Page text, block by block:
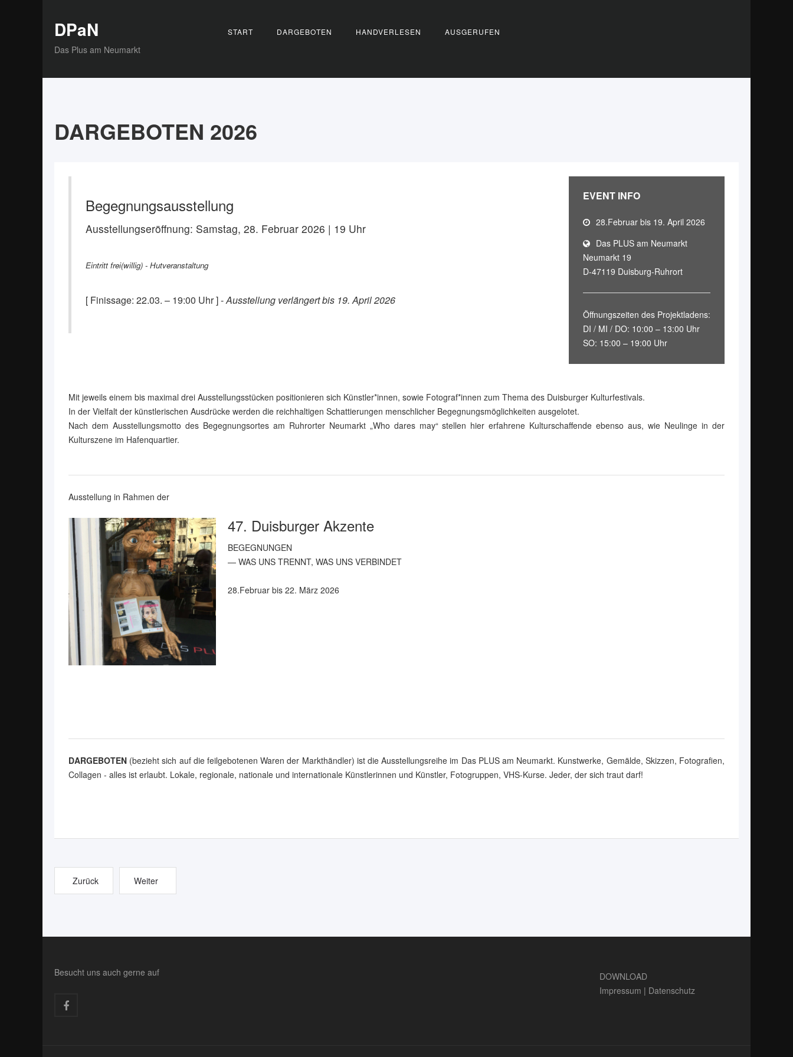
DPaN
Das Plus am Neumarkt
START DARGEBOTEN HANDVERLESEN AUSGERUFEN
DARGEBOTEN 2026
EVENT INFO
28.Februar bis 19. April 2026
Das PLUS am Neumarkt
Neumarkt 19
D-47119 Duisburg-Ruhrort
Öffnungszeiten des Projektladens:
DI / MI / DO: 10:00 – 13:00 Uhr
SO: 15:00 – 19:00 Uhr
Begegnungsausstellung
Ausstellungseröffnung: Samstag, 28. Februar 2026 | 19 Uhr
Eintritt frei(willig) - Hutveranstaltung
[ Finissage: 22.03. – 19:00 Uhr ] -Ausstellung verlängert bis 19. April 2026
Mit jeweils einem bis maximal drei Ausstellungsstücken positionieren sich Künstler*innen, sowie Fotograf*innen zum Thema des Duisburger Kulturfestivals.
In der Vielfalt der künstlerischen Ausdrücke werden die reichhaltigen Schattierungen menschlicher Begegnungsmöglichkeiten ausgelotet.
Nach dem Ausstellungsmotto des Begegnungsortes am Ruhrorter Neumarkt „Who dares may“ stellen hier erfahrene Kulturschaffende ebenso aus, wie Neulinge in der
Kulturszene im Hafenquartier.
Ausstellung in Rahmen der
47. Duisburger Akzente
BEGEGNUNGEN
— WAS UNS TRENNT, WAS UNS VERBINDET
28.Februar bis 22. März 2026
DARGEBOTEN (bezieht sich auf die feilgebotenen Waren der Markthändler) ist die Ausstellungsreihe im Das PLUS am Neumarkt. Kunstwerke, Gemälde, Skizzen, Fotografien,
Collagen - alles ist erlaubt. Lokale, regionale, nationale und internationale Künstlerinnen und Künstler, Fotogruppen, VHS-Kurse. Jeder, der sich traut darf!
Zurück Weiter
Besucht uns auch gerne auf
DOWNLOAD
Impressum | Datenschutz